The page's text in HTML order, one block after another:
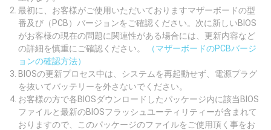
最初に、お客様がご使用いただいておりますマザーボードの型
番及び（PCB）バージョンをご確認ください。次に新しいBIOS
がお客様の現在の問題に関連性がある場合には、更新内容など
の詳細を慎重にご確認ください。
（マザーボードのPCBバージ
ョンの確認方法）
BIOSの更新プロセス中は、システムを再起動せず、電源プラグ
を抜いてバッテリーを外さないでください。
お客様の方で各BIOSダウンロードしたパッケージ内に該当BIOS
ファイルと最新のBIOSフラッシュユーティリティーが含まれて
おりますので、このパッケージのファイルをご使用頂く事をお